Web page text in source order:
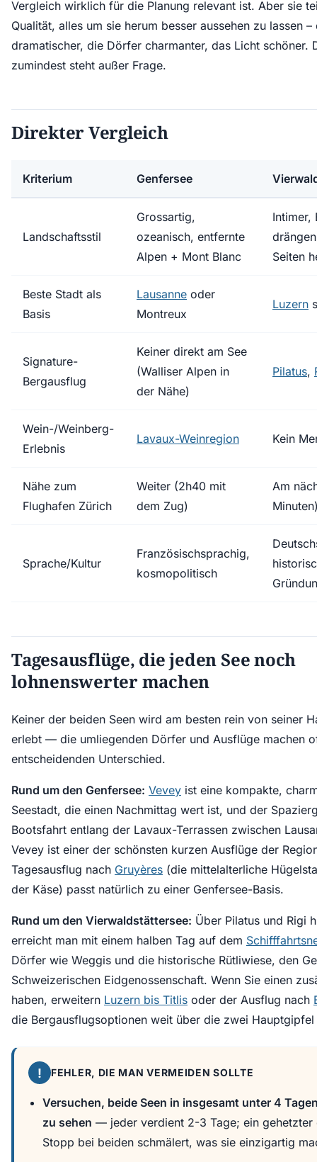
Vergleich wirklich für die Planung relevant ist. Aber sie
Qualität, alles um sie herum besser aussehen zu lassen –
dramatischer, die Dörfer charmanter, das Licht schöner.
zumindest steht außer Frage.
Direkter Vergleich
Kriterium Genfersee
Landschaftsstil
Grossartig,
ozeanisch, entfernte
Alpen + Mont Blanc
Intimer,
Seiten
Beste Stadt als
Basis
Lausanne oder
Montreux
Luzern
Signature-
Bergausflug
Keiner direkt am See
(Walliser Alpen in
der Nähe)
Pilatus,
Wein-/Weinberg-
Erlebnis
Lavaux-Weinregion Kein
Nähe zum
Flughafen Zürich
Weiter (2h40 mit
dem Zug)
Am
Sprache/Kultur
Französischsprachig,
kosmopolitisch
Tagesausflüge, die jeden See noch
lohnenswerter machen
Keiner der beiden Seen wird am besten rein von seiner
erlebt — die umliegenden Dörfer und Ausflüge machen
entscheidenden Unterschied.
Rund um den Genfersee: Vevey ist eine kompakte,
Seestadt, die einen Nachmittag wert ist, und der
Bootsfahrt entlang der Lavaux-Terrassen zwischen
Vevey ist einer der schönsten kurzen Ausflüge der
Tagesausflug nach Gruyères (die mittelalterliche
der Käse) passt natürlich zu einer Genfersee-Basis.
Rund um den Vierwaldstättersee: Über Pilatus und Rigi
erreicht man mit einem halben Tag auf dem
Dörfer wie Weggis und die historische Rütliwiese, den
Schweizerischen Eidgenossenschaft. Wenn Sie einen
haben, erweitern Luzern bis Titlis oder der Ausflug nach
die Bergausflugsoptionen weit über die zwei Hauptgipfel
! FEHLER, DIE MAN VERMEIDEN SOLLTE
Versuchen, beide Seen in insgesamt unter 4
zu sehen — jeder verdient 2-3 Tage; ein gehetzter
Stopp bei beiden schmälert, was sie einzigartig